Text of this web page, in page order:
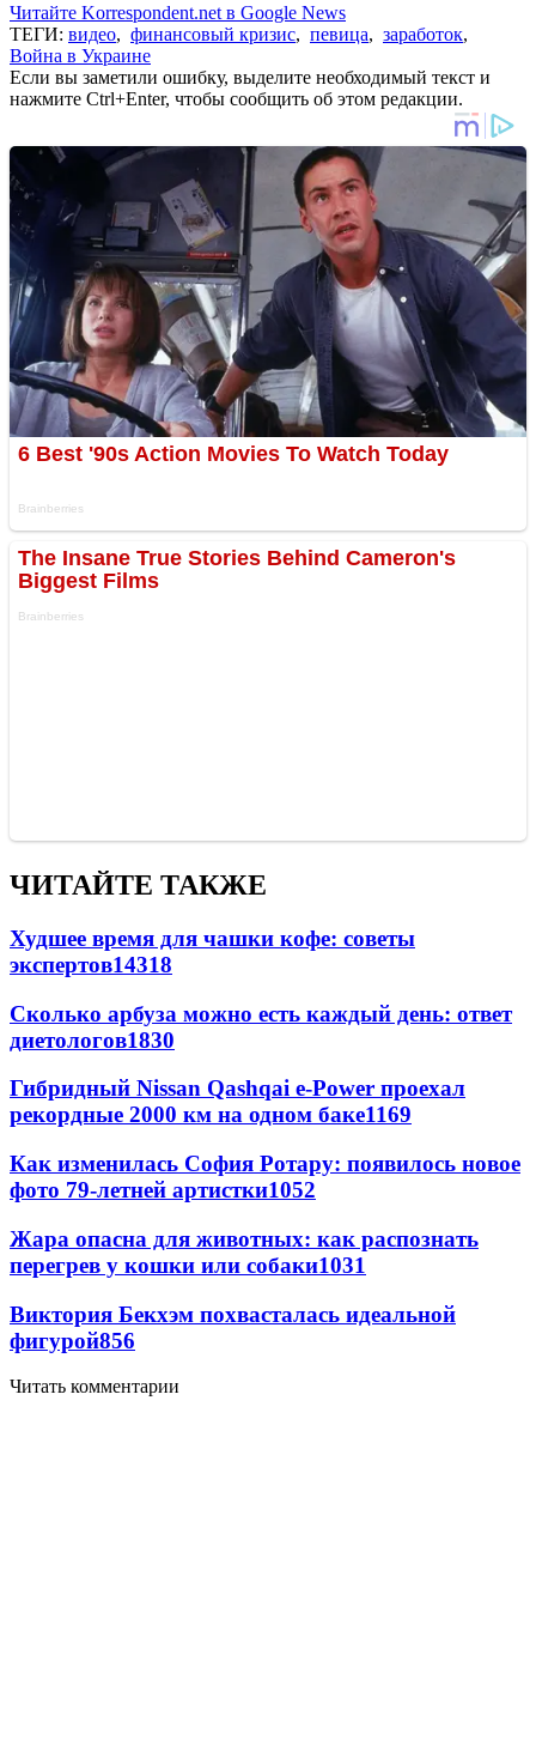
Читайте Korrespondent.net в Google News
ТЕГИ: видео, финансовый кризис, певица, заработок,
Война в Украине
Если вы заметили ошибку, выделите необходимый текст и
нажмите Ctrl+Enter, чтобы сообщить об этом редакции.
ЧИТАЙТЕ ТАКЖЕ
Худшее время для чашки кофе: советы
экспертов14318
Сколько арбуза можно есть каждый день: ответ
диетологов1830
Гибридный Nissan Qashqai e-Power проехал
рекордные 2000 км на одном баке1169
Как изменилась София Ротару: появилось новое
фото 79-летней артистки1052
Жара опасна для животных: как распознать
перегрев у кошки или собаки1031
Виктория Бекхэм похвасталась идеальной
фигурой856
Читать комментарии